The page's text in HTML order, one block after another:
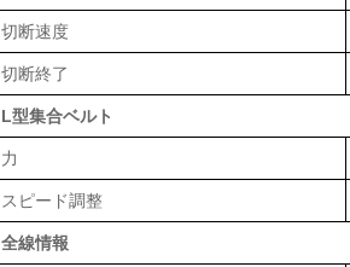
切断速度
切断終了
L型集合ベルト
力
スピード調整
全線情報